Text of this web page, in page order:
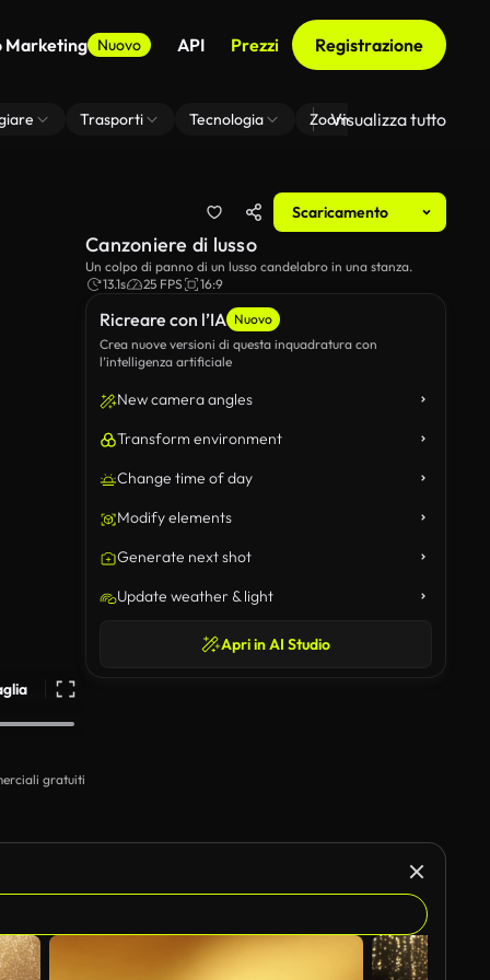
Marketing Nuovo API Prezzi Registrazione
Trasporti Tecnologia Zoom Di Sfondo Virtuale
Visualizza tutto
Scaricamento
gratuiti
Ricreare con l’IA Nuovo
Crea nuove versioni di questa inquadratura con
l’intelligenza artificiale
New camera angles
Transform environment
Change time of day
Modify elements
Generate next shot
Update weather & light
Apri in AI Studio
Canzoniere di lusso
Un colpo di panno di un lusso candelabro in una stanza.
13.1s
25 FPS 16:9